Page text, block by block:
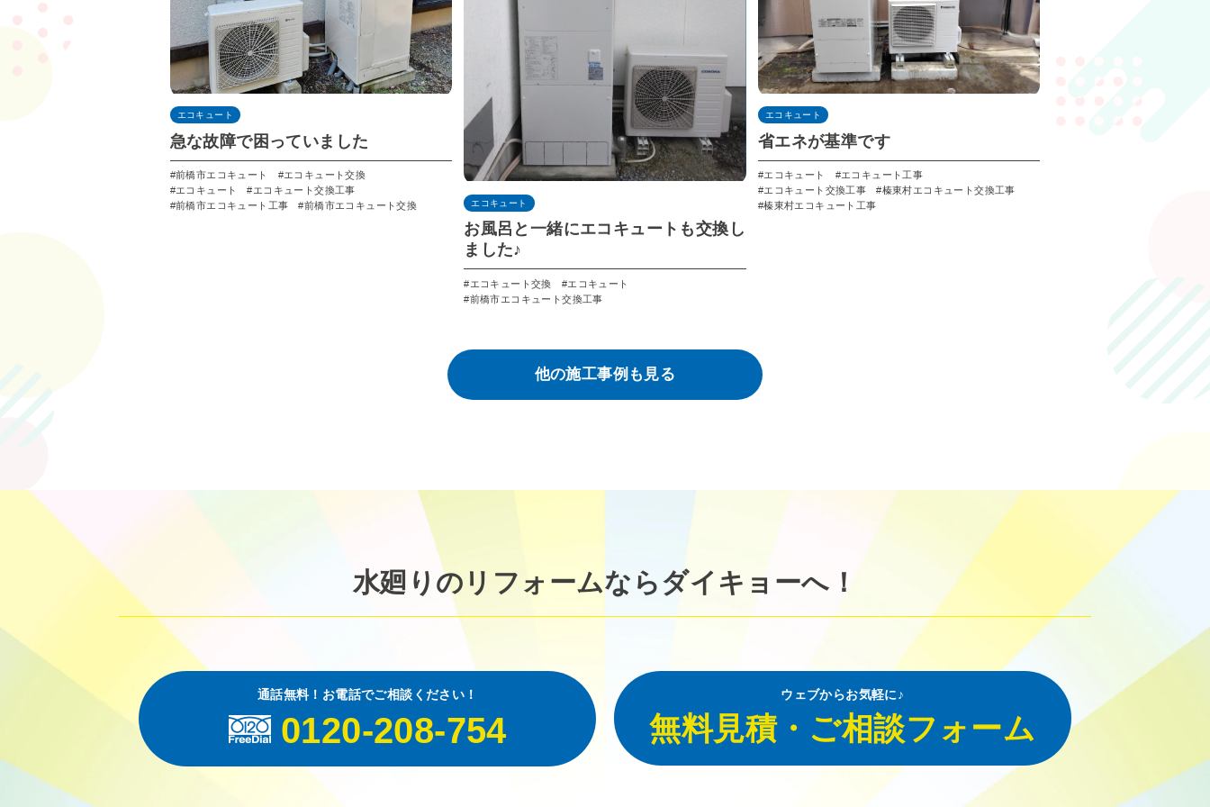
エコキュート
急な故障で困っていました
前橋市エコキュート
エコキュート交換
エコキュート
エコキュート交換工事
前橋市エコキュート工事
前橋市エコキュート交換 エコキュート
お風呂と一緒にエコキュートも交換し
ました♪
エコキュート交換
エコキュート
前橋市エコキュート交換工事
エコキュート
省エネが基準です
エコキュート
エコキュート工事
エコキュート交換工事
榛東村エコキュート交換工事
榛東村エコキュート工事
他の施⼯事例も見る
水廻りのリフォームならダイキョーへ！
通話無料！お電話でご相談ください！
0120-208-754
ウェブからお気軽に♪
無料見積・ご相談フォーム